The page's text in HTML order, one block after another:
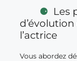
Les
l’actrice
Vous abordez